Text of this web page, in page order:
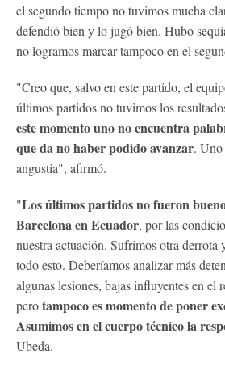
el segundo tiempo no tuvimos mucha
defendió bien y lo jugó bien. Hubo
no logramos marcar tampoco en el
"Creo que, salvo en este partido, el
últimos partidos no tuvimos los
este momento uno no encuentra
que da no haber podido avanzar. Uno
angustia", afirmó.
"Los últimos partidos no fueron
Barcelona en Ecuador, por las
nuestra actuación. Sufrimos otra derrota
todo esto. Deberíamos analizar más
algunas lesiones, bajas influyentes en el
perotampoco es momento de poner
Asumimos en el cuerpo técnico la
Ubeda.